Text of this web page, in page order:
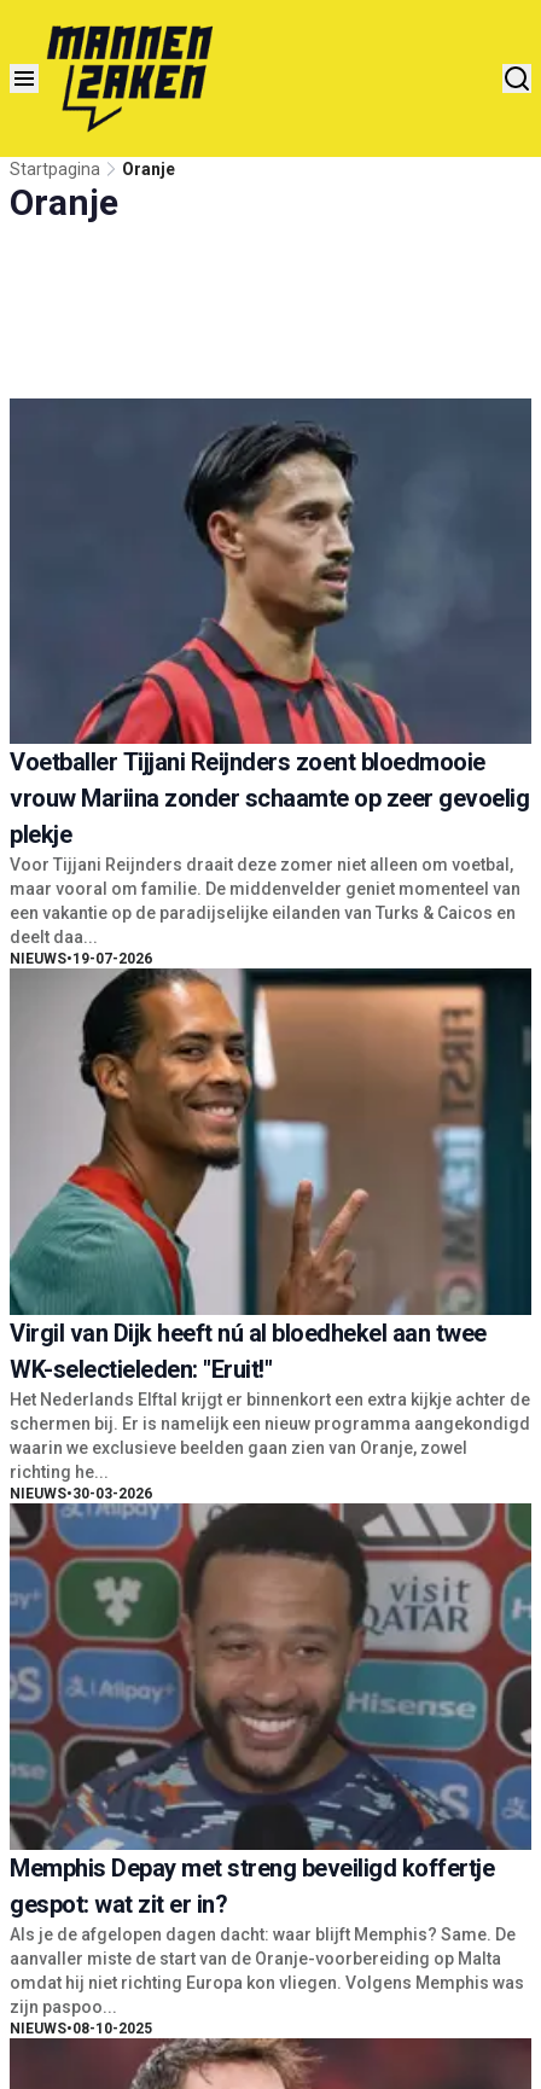
Startpagina Oranje
Oranje
Voetballer Tijjani Reijnders zoent bloedmooie
vrouw Mariina zonder schaamte op zeer gevoelig
plekje
Voor Tijjani Reijnders draait deze zomer niet alleen om voetbal,
maar vooral om familie. De middenvelder geniet momenteel van
een vakantie op de paradijselijke eilanden van Turks & Caicos en
deelt daa...
NIEUWS•19-07-2026
Virgil van Dijk heeft nú al bloedhekel aan twee
WK-selectieleden: "Eruit!"
Het Nederlands Elftal krijgt er binnenkort een extra kijkje achter de
schermen bij. Er is namelijk een nieuw programma aangekondigd
waarin we exclusieve beelden gaan zien van Oranje, zowel
richting he...
NIEUWS•30-03-2026
Memphis Depay met streng beveiligd koffertje
gespot: wat zit er in?
Als je de afgelopen dagen dacht: waar blijft Memphis? Same. De
aanvaller miste de start van de Oranje-voorbereiding op Malta
omdat hij niet richting Europa kon vliegen. Volgens Memphis was
zijn paspoo...
NIEUWS•08-10-2025